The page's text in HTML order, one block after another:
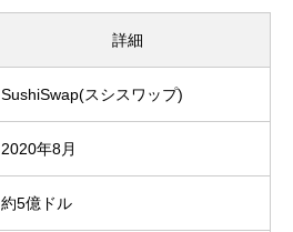
詳細
SushiSwap(スシスワップ)
2020年8月
約5億ドル